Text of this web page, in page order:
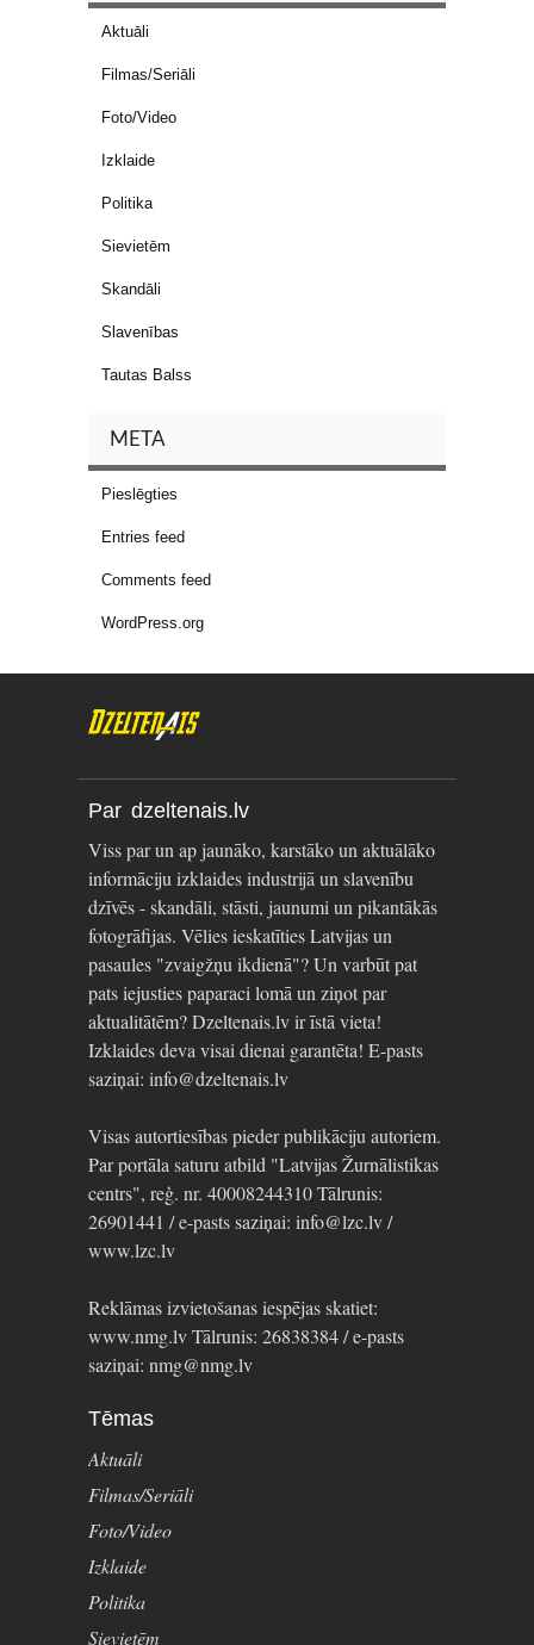
Aktuāli
Filmas/Seriāli
Foto/Video
Izklaide
Politika
Sievietēm
Skandāli
Slavenības
Tautas Balss
META
Pieslēgties
Entries feed
Comments feed
WordPress.org
Par dzeltenais.lv
Viss par un ap jaunāko, karstāko un aktuālāko
informāciju izklaides industrijā un slavenību
dzīvēs - skandāli, stāsti, jaunumi un pikantākās
fotogrāfijas. Vēlies ieskatīties Latvijas un
pasaules "zvaigžņu ikdienā"? Un varbūt pat
pats iejusties paparaci lomā un ziņot par
aktualitātēm? Dzeltenais.lv ir īstā vieta!
Izklaides deva visai dienai garantēta! E-pasts
saziņai: info@dzeltenais.lv
Visas autortiesības pieder publikāciju autoriem.
Par portāla saturu atbild "Latvijas Žurnālistikas
centrs", reģ. nr. 40008244310 Tālrunis:
26901441 / e-pasts saziņai: info@lzc.lv /
www.lzc.lv
Reklāmas izvietošanas iespējas skatiet:
www.nmg.lv Tālrunis: 26838384 / e-pasts
saziņai: nmg@nmg.lv
Tēmas
Aktuāli
Filmas/Seriāli
Foto/Video
Izklaide
Politika
Sievietēm